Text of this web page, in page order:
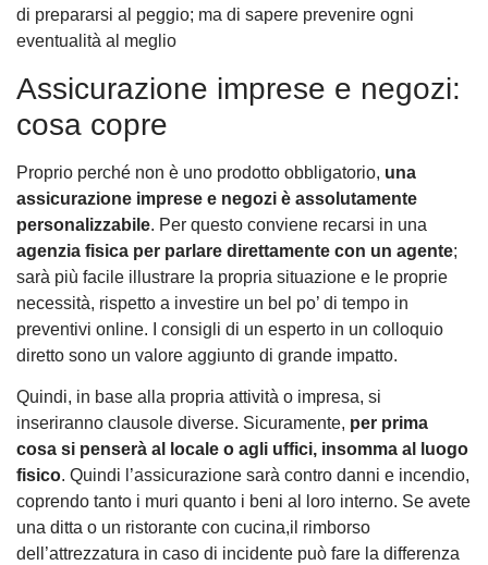
di prepararsi al peggio; ma di sapere prevenire ogni
eventualità al meglio
Assicurazione imprese e negozi:
cosa copre
Proprio perché non è uno prodotto obbligatorio, una
assicurazione imprese e negozi è assolutamente
personalizzabile. Per questo conviene recarsi in una
agenzia fisica per parlare direttamente con un agente;
sarà più facile illustrare la propria situazione e le proprie
necessità, rispetto a investire un bel po’ di tempo in
preventivi online. I consigli di un esperto in un colloquio
diretto sono un valore aggiunto di grande impatto.
Quindi, in base alla propria attività o impresa, si
inseriranno clausole diverse. Sicuramente, per prima
cosa si penserà al locale o agli uffici, insomma al luogo
fisico. Quindi l’assicurazione sarà contro danni e incendio,
coprendo tanto i muri quanto i beni al loro interno. Se avete
una ditta o un ristorante con cucina,il rimborso
dell’attrezzatura in caso di incidente può fare la differenza